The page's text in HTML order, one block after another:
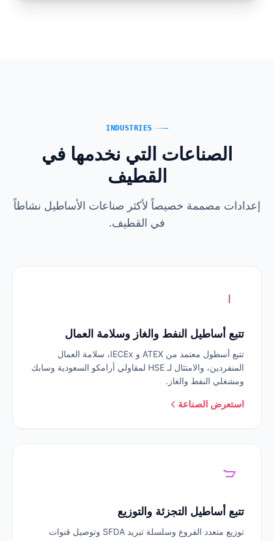
INDUSTRIES
الصناعات التي نخدمها في
القطيف
إعدادات مصممة خصيصاً لأكثر صناعات الأساطيل نشاطاً
في القطيف.
تتبع أساطيل النفط والغاز وسلامة العمال
تتبع أسطول معتمد من ATEX و IECEx، سلامة العمال
المنفردين، والامتثال لـ HSE لمقاولي أرامكو السعودية وسابك
ومشغلي النفط والغاز.
استعرض الصناعة
تتبع أساطيل التجزئة والتوزيع
توزيع متعدد الفروع وسلسلة تبريد SFDA وتوصيل قنوات